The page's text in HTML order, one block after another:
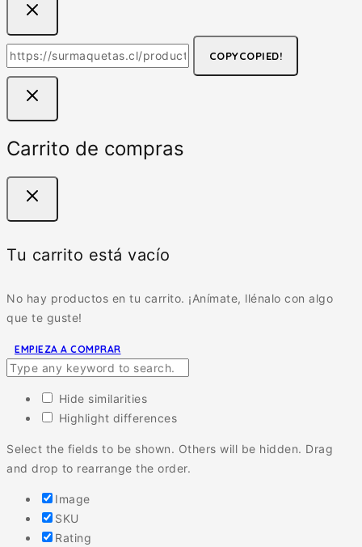
COPYCOPIED!
Carrito de compras
Tu carrito está vacío
No hay productos en tu carrito. ¡Anímate, llénalo con algo
que te guste!
EMPIEZA A COMPRAR
Hide similarities
Highlight differences
Select the fields to be shown. Others will be hidden. Drag
and drop to rearrange the order.
Image
SKU
Rating